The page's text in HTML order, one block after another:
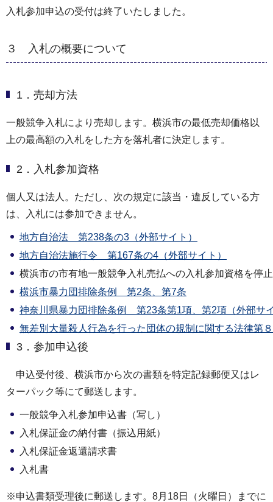
入札参加申込の受付は終了いたしました。
３ 入札の概要について
1．売却方法
一般競争入札により売却します。横浜市の最低売却価格以
上の最高額の入札をした方を落札者に決定します。
2．入札参加資格
個人又は法人。ただし、次の規定に該当・違反している方
は、入札には参加できません。
地方自治法 第238条の3（外部サイト）
地方自治法施行令 第167条の4（外部サイト）
横浜市の市有地一般競争入札売払への入札参加資格を停
横浜市暴力団排除条例 第2条、第7条
神奈川県暴力団排除条例 第23条第1項、第2項（外部サ
無差別大量殺人行為を行った団体の規制に関する法律第
3．参加申込後
申込受付後、横浜市から次の書類を特定記録郵便又はレ
ターパック等にて郵送します。
一般競争入札参加申込書（写し）
入札保証金の納付書（振込用紙）
入札保証金返還請求書
入札書
※申込書類受理後に郵送します。8月18日（火曜日）までに